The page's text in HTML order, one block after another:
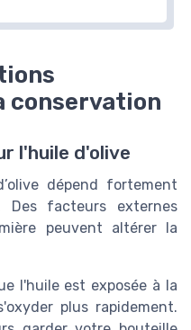
conservation
l'huile d'olive
dépend fortement
Des facteurs externes
peuvent altérer la
l'huile est exposée à la
plus rapidement.